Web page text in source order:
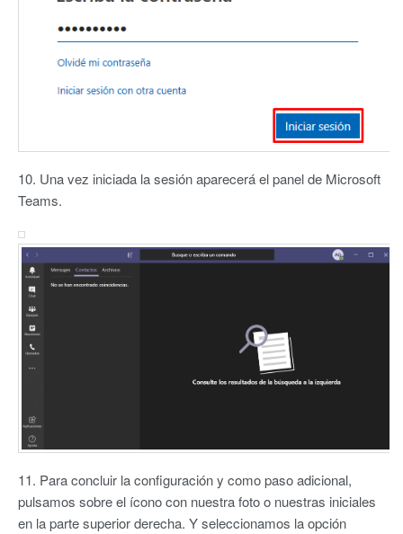
10. Una vez iniciada la sesión aparecerá el panel de Microsoft
Teams.
11. Para concluir la configuración y como paso adicional,
pulsamos sobre el ícono con nuestra foto o nuestras iniciales
en la parte superior derecha. Y seleccionamos la opción